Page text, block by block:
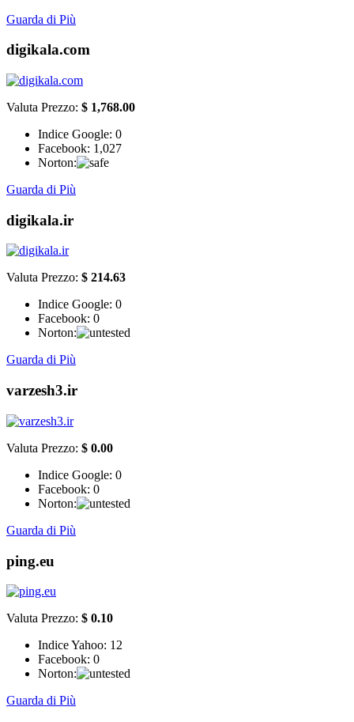
Guarda di Più
digikala.com
Valuta Prezzo: $ 1,768.00
Indice Google: 0
Facebook: 1,027
Norton:
Guarda di Più
digikala.ir
Valuta Prezzo: $ 214.63
Indice Google: 0
Facebook: 0
Norton:
Guarda di Più
varzesh3.ir
Valuta Prezzo: $ 0.00
Indice Google: 0
Facebook: 0
Norton:
Guarda di Più
ping.eu
Valuta Prezzo: $ 0.10
Indice Yahoo: 12
Facebook: 0
Norton:
Guarda di Più